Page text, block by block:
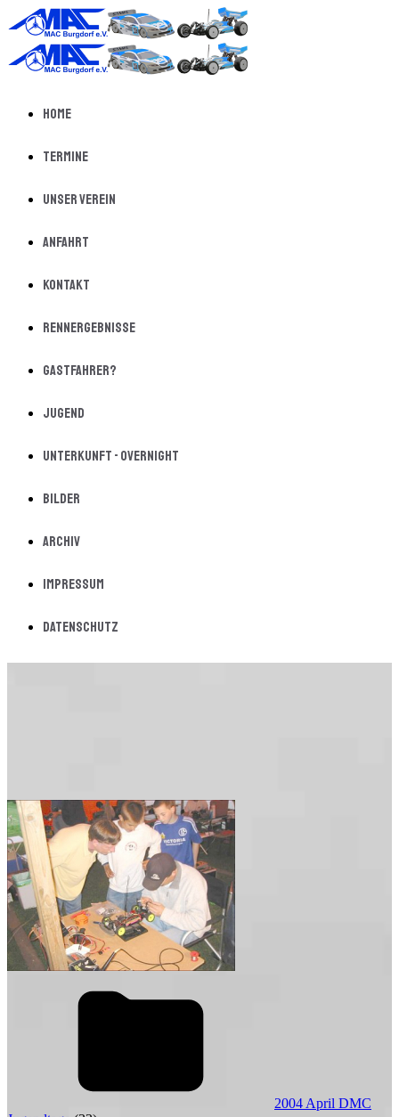
Home
Termine
Unser Verein
Anfahrt
Kontakt
Rennergebnisse
Gastfahrer?
Jugend
Unterkunft - Overnight
Bilder
Archiv
Impressum
Datenschutz
2004 April DMC